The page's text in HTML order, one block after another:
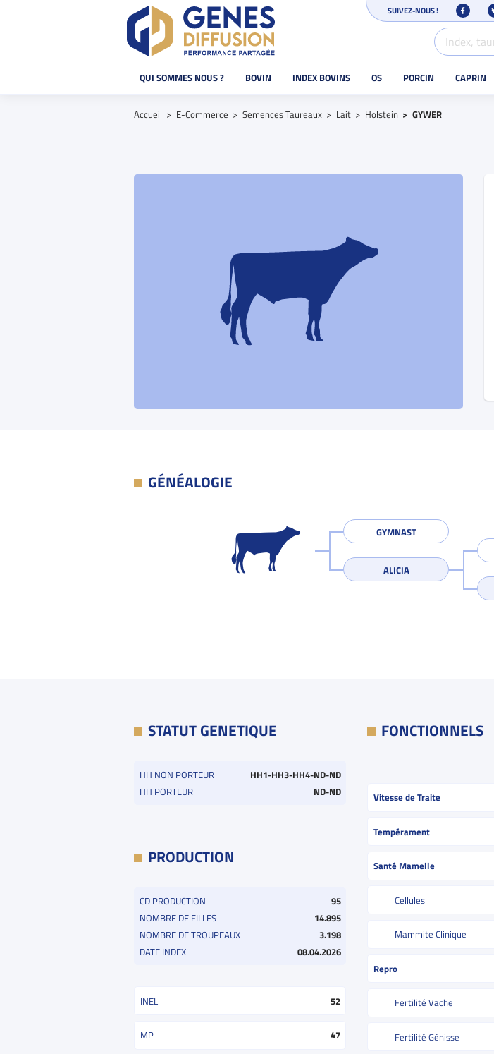
SUIVEZ-NOUS !
QUI SOMMES NOUS ? BOVIN INDEX BOVINS OS PORCIN CAPRIN
Accueil E-Commerce Semences Taureaux Lait Holstein
GYWER
GÉNÉALOGIE
GYMNAST
ALICIA
STATUT GENETIQUE
HH NON PORTEUR
HH1-HH3-HH4-ND-ND
HH PORTEUR
ND-ND
PRODUCTION
CD PRODUCTION
95
NOMBRE DE FILLES
14.895
NOMBRE DE TROUPEAUX
3.198
DATE INDEX
08.04.2026
INEL 52
MP 47
FONCTIONNELS
Vitesse de Traite
Tempérament
Santé Mamelle
Cellules
Mammite Clinique
Repro
Fertilité Vache
Fertilité Génisse